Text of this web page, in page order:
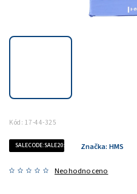
Kód: 17-44-325
SALECODE:SALE20:20:%
Neohodnoceno
Značka: HMS